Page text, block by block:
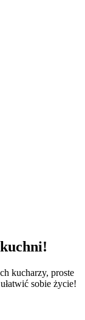
kucharzy, proste
sobie życie!